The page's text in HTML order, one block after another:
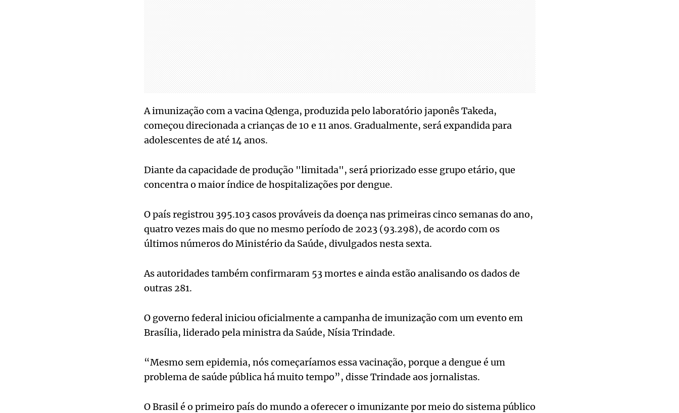
A imunização com a vacina Qdenga, produzida pelo laboratório japonês Takeda,
começou direcionada a crianças de 10 e 11 anos. Gradualmente, será expandida para
adolescentes de até 14 anos.
Diante da capacidade de produção "limitada", será priorizado esse grupo etário, que
concentra o maior índice de hospitalizações por dengue.
O país registrou 395.103 casos prováveis da doença nas primeiras cinco semanas do ano,
quatro vezes mais do que no mesmo período de 2023 (93.298), de acordo com os
últimos números do Ministério da Saúde, divulgados nesta sexta.
As autoridades também confirmaram 53 mortes e ainda estão analisando os dados de
outras 281.
O governo federal iniciou oficialmente a campanha de imunização com um evento em
Brasília, liderado pela ministra da Saúde, Nísia Trindade.
“Mesmo sem epidemia, nós começaríamos essa vacinação, porque a dengue é um
problema de saúde pública há muito tempo”, disse Trindade aos jornalistas.
O Brasil é o primeiro país do mundo a oferecer o imunizante por meio do sistema público